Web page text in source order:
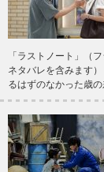
「ラストノート」（
ネタバレを含みます
るはずのなかった歳